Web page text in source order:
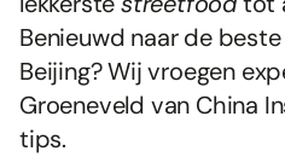
Benieuwd naar de
Beijing? Wij vroegen
Groeneveld van China
tips.